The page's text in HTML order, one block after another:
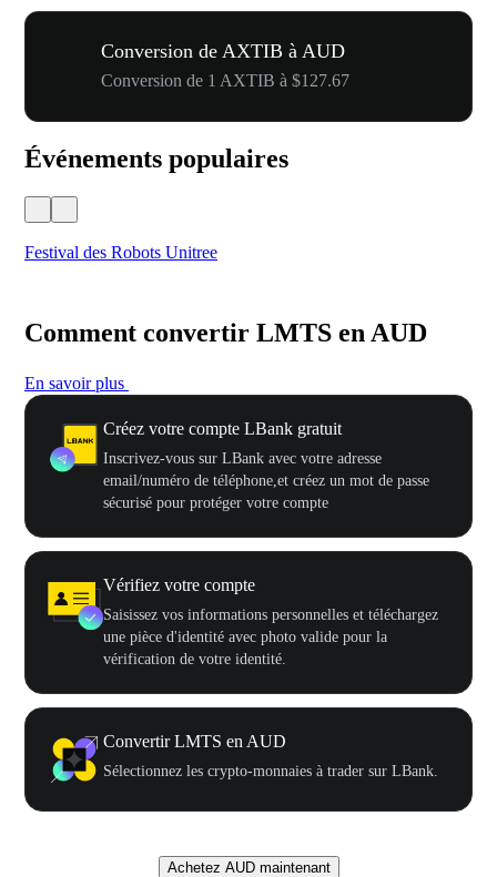
Conversion de AXTIB à AUD
Conversion de 1 AXTIB à $127.67
Événements populaires
Festival des Robots Unitree
Comment convertir LMTS en AUD
En savoir plus
Créez votre compte LBank gratuit
Inscrivez-vous sur LBank avec votre adresse
email/numéro de téléphone,et créez un mot de passe
sécurisé pour protéger votre compte
Vérifiez votre compte
Saisissez vos informations personnelles et téléchargez
une pièce d'identité avec photo valide pour la
vérification de votre identité.
Convertir LMTS en AUD
Sélectionnez les crypto-monnaies à trader sur LBank.
Achetez AUD maintenant